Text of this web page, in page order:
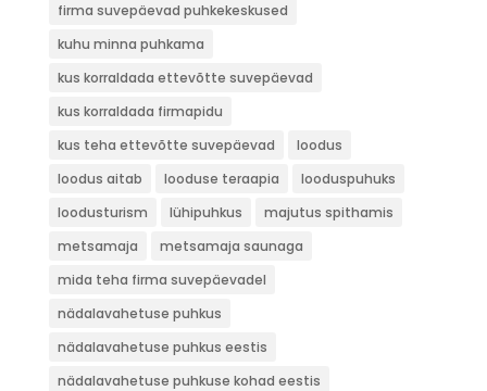
firma suvepäevad puhkekeskused
kuhu minna puhkama
kus korraldada ettevõtte suvepäevad
kus korraldada firmapidu
kus teha ettevõtte suvepäevad
loodus
loodus aitab
looduse teraapia
looduspuhuks
loodusturism
lühipuhkus
majutus spithamis
metsamaja
metsamaja saunaga
mida teha firma suvepäevadel
nädalavahetuse puhkus
nädalavahetuse puhkus eestis
nädalavahetuse puhkuse kohad eestis